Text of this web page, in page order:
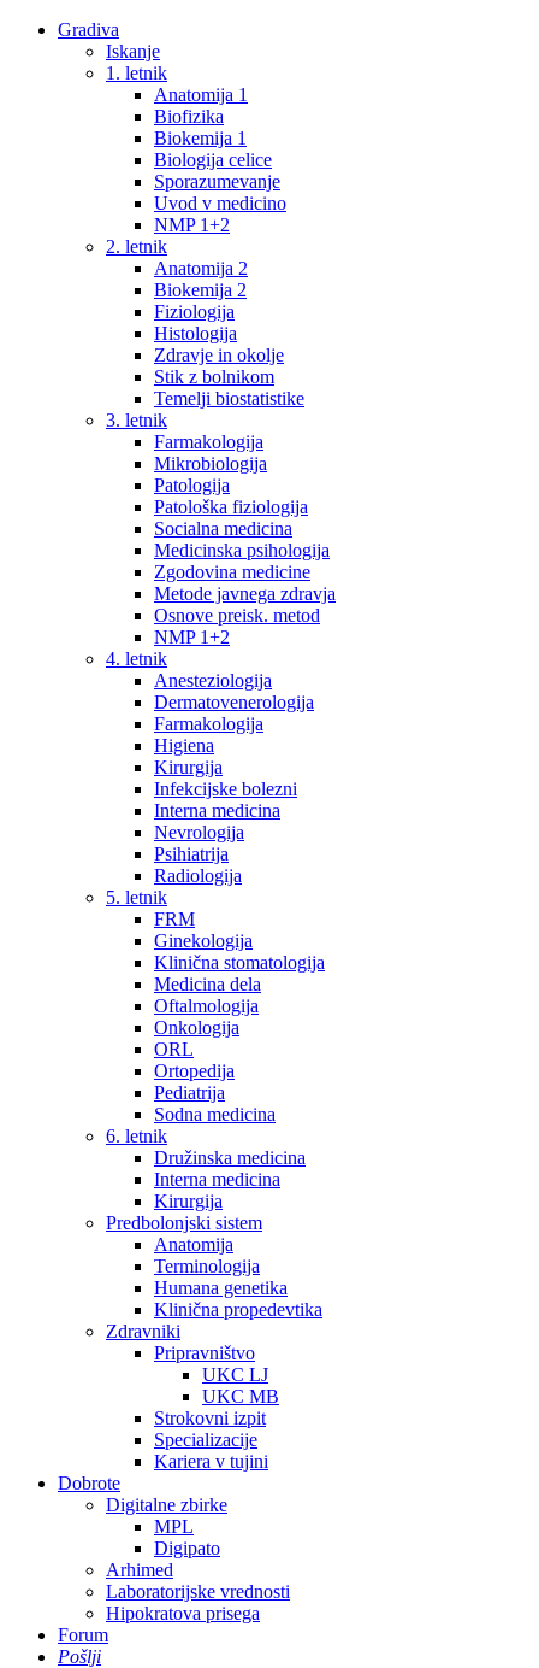
Gradiva
Iskanje
1. letnik
Anatomija 1
Biofizika
Biokemija 1
Biologija celice
Sporazumevanje
Uvod v medicino
NMP 1+2
2. letnik
Anatomija 2
Biokemija 2
Fiziologija
Histologija
Zdravje in okolje
Stik z bolnikom
Temelji biostatistike
3. letnik
Farmakologija
Mikrobiologija
Patologija
Patološka fiziologija
Socialna medicina
Medicinska psihologija
Zgodovina medicine
Metode javnega zdravja
Osnove preisk. metod
NMP 1+2
4. letnik
Anesteziologija
Dermatovenerologija
Farmakologija
Higiena
Kirurgija
Infekcijske bolezni
Interna medicina
Nevrologija
Psihiatrija
Radiologija
5. letnik
FRM
Ginekologija
Klinična stomatologija
Medicina dela
Oftalmologija
Onkologija
ORL
Ortopedija
Pediatrija
Sodna medicina
6. letnik
Družinska medicina
Interna medicina
Kirurgija
Predbolonjski sistem
Anatomija
Terminologija
Humana genetika
Klinična propedevtika
Zdravniki
Pripravništvo
UKC LJ
UKC MB
Strokovni izpit
Specializacije
Kariera v tujini
Dobrote
Digitalne zbirke
MPL
Digipato
Arhimed
Laboratorijske vrednosti
Hipokratova prisega
Forum
Pošlji